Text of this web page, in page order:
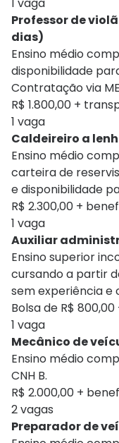
Professor de
dias)
Ensino médio
disponibilidade
Contratação via
R$ 1.800,00 +
1 vaga
Caldeireiro a
Ensino médio
carteira de
e disponibilidade
R$ 2.300,00 +
1 vaga
Auxiliar
Ensino superior
cursando a partir
sem experiência
Bolsa de R$
1 vaga
Mecânico de
Ensino médio
CNH B.
R$ 2.000,00 +
2 vagas
Preparador de